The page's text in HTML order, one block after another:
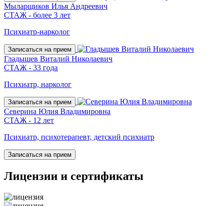
Мыларщиков Илья Андреевич
СТАЖ - более 3 лет
Психиатр-нарколог
Записаться на прием
Гладышев Виталий Николаевич
СТАЖ - 33 года
Психиатр, нарколог
Записаться на прием
Северина Юлия Владимировна
СТАЖ - 12 лет
Психиатр, психотерапевт, детский психиатр
Записаться на прием
Лицензии и сертификаты